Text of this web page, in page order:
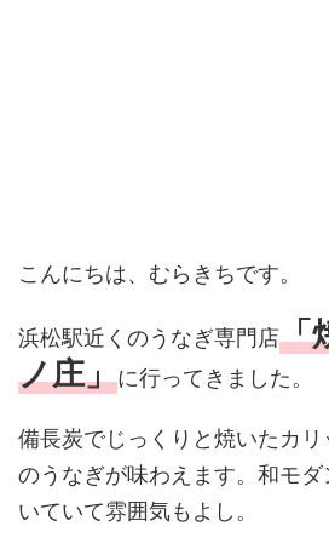
こんにちは、むらきちです。
浜松駅近くのうなぎ専門店「
ノ庄」に行ってきました。
備長炭でじっくりと焼いたカ
のうなぎが味わえます。和モ
いていて雰囲気もよし。